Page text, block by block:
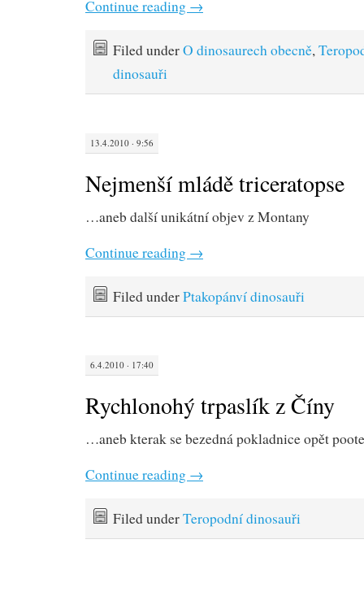
Continue reading →
Filed underO dinosaurech obecně,
dinosauři
13.4.2010 · 9:56
Nejmenší mládě triceratopse
…aneb další unikátní objev z Montany
Continue reading →
Filed underPtakopánví dinosauři
6.4.2010 · 17:40
Rychlonohý trpaslík z Číny
…aneb kterak se bezedná pokladnice opět
Continue reading →
Filed underTeropodní dinosauři